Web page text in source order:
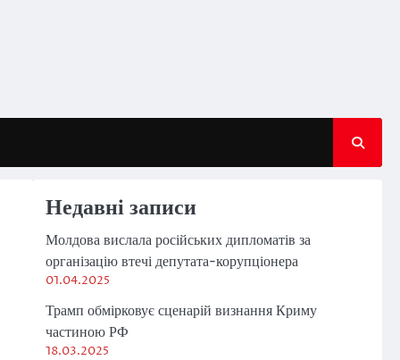
Недавні записи
Молдова вислала російських дипломатів за
організацію втечі депутата-корупціонера
01.04.2025
Трамп обмірковує сценарій визнання Криму
частиною РФ
18.03.2025